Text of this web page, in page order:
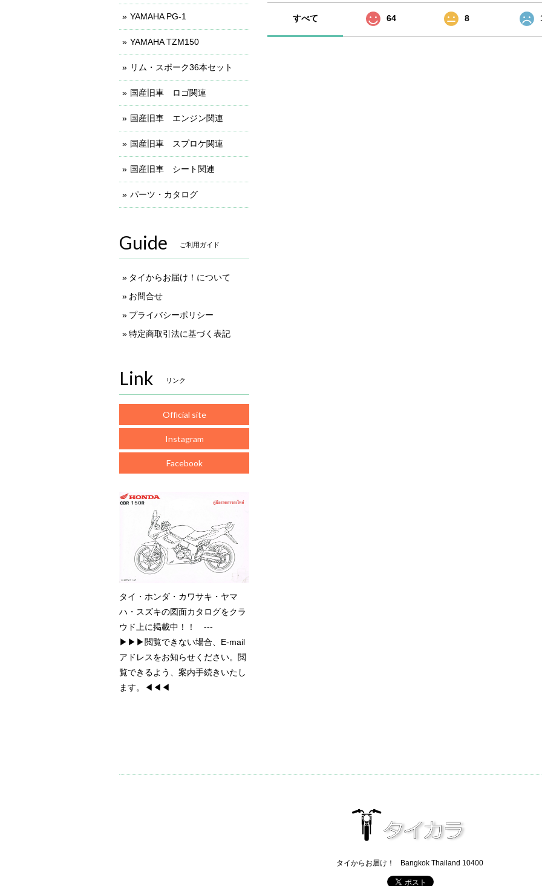
すべて 64 8
YAMAHA PG-1
YAMAHA TZM150
リム・スポーク36本セット
国産旧車 ロゴ関連
国産旧車 エンジン関連
国産旧車 スプロケ関連
国産旧車 シート関連
パーツ・カタログ
Guide ご利用ガイド
タイからお届け！について
お問合せ
プライバシーポリシー
特定商取引法に基づく表記
Link リンク
Official site
Instagram
Facebook
タイ・ホンダ・カワサキ・ヤマ
ハ・スズキの図面カタログをクラ
ウド上に掲載中！！ ---
▶▶▶閲覧できない場合、E-mail
アドレスをお知らせください。閲
覧できるよう、案内手続きいたし
ます。◀◀◀
タイからお届け！ Bangkok Thailand 10400